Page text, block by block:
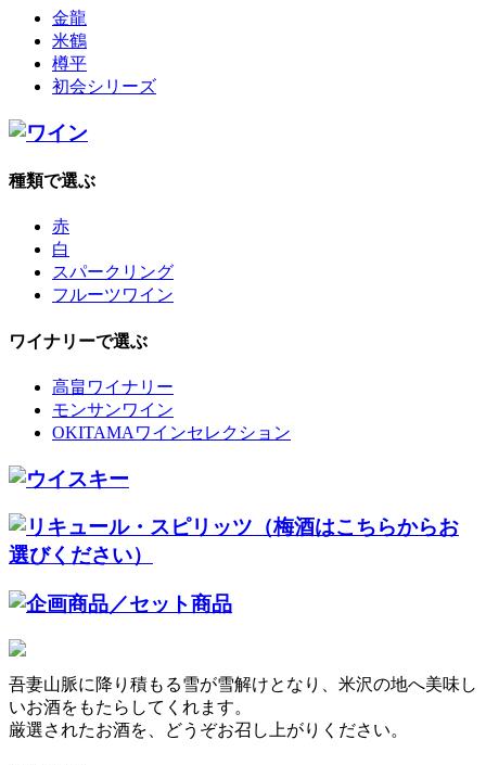
金龍
米鶴
樽平
初会シリーズ
種類で選ぶ
赤
白
スパークリング
フルーツワイン
ワイナリーで選ぶ
高畠ワイナリー
モンサンワイン
OKITAMAワインセレクション
吾妻山脈に降り積もる雪が雪解けとなり、米沢の地へ美味し
いお酒をもたらしてくれます。
厳選されたお酒を、どうぞお召し上がりください。